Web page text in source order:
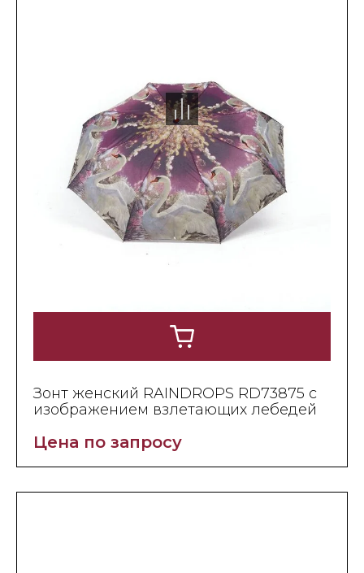
Зонт женский RAINDROPS RD73875 с
изображением взлетающих лебедей
Цена по запросу